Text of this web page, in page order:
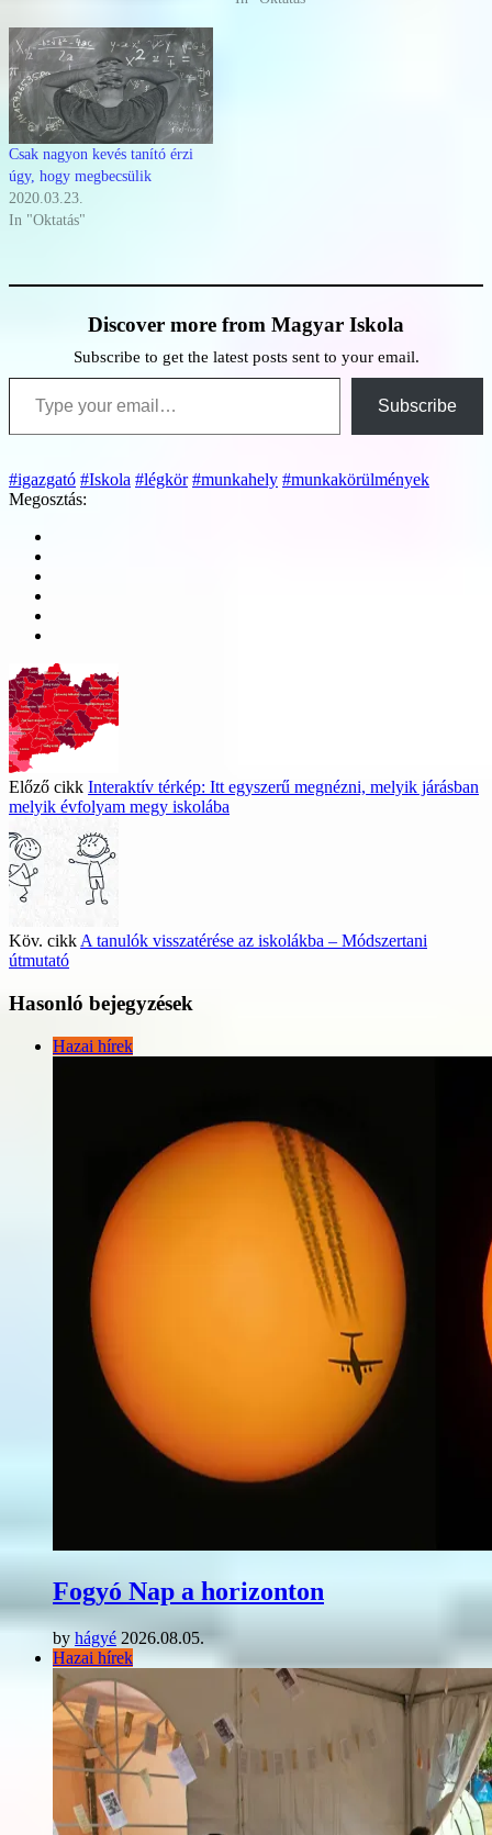
Csak nagyon kevés tanító érzi
úgy, hogy megbecsülik
2020.03.23.
In "Oktatás"
Discover more from Magyar Iskola
Subscribe to get the latest posts sent to your email.
Type your email…
Subscribe
#igazgató #Iskola #légkör #munkahely #munkakörülmények
Megosztás:
Előző cikk Interaktív térkép: Itt egyszerű megnézni, melyik járásban
melyik évfolyam megy iskolába
Köv. cikk A tanulók visszatérése az iskolákba – Módszertani
útmutató
Hasonló bejegyzések
Hazai hírek
Fogyó Nap a horizonton
by hágyé 2026.08.05.
Hazai hírek